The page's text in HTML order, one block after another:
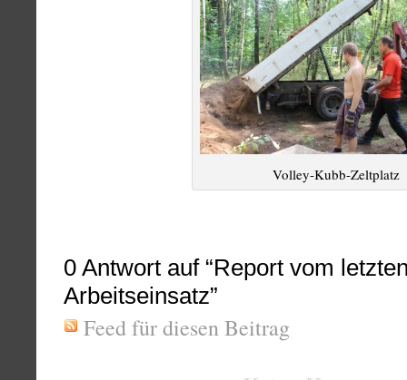
Volley-Kubb-Zeltplatz
0 Antwort auf “Report vom
Arbeitseinsatz”
Feed für diesen Beitrag